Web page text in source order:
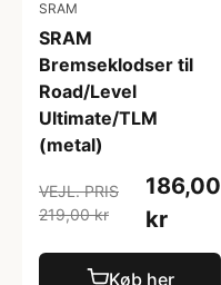
SRAM
SRAM
Bremseklodser til
Road/Level
Ultimate/TLM
(metal)
VEJL. PRIS
219,00 kr
186,00
kr
Køb her